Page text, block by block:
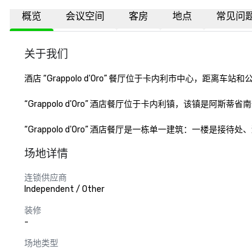
概览 会议空间 客房 地点 常见问
关于我们
酒店 “Grappolo d'Oro” 餐厅位于卡内利市中心，距离车站和
“Grappolo d'Oro” 酒店餐厅位于卡内利镇，该镇是阿斯蒂省
“Grappolo d'Oro” 酒店餐厅是一栋单一建筑：一楼是接待处
场地详情
连锁供应商
Independent / Other
装修
-
场地类型